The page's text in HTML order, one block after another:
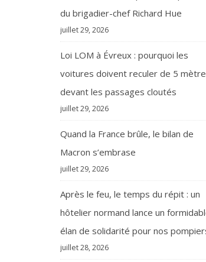
du brigadier-chef Richard Hue
juillet 29, 2026
Loi LOM à Évreux : pourquoi les
voitures doivent reculer de 5
devant les passages cloutés
juillet 29, 2026
Quand la France brûle, le bilan de
Macron s’embrase
juillet 29, 2026
Après le feu, le temps du répit : un
hôtelier normand lance un
élan de solidarité pour nos
juillet 28, 2026